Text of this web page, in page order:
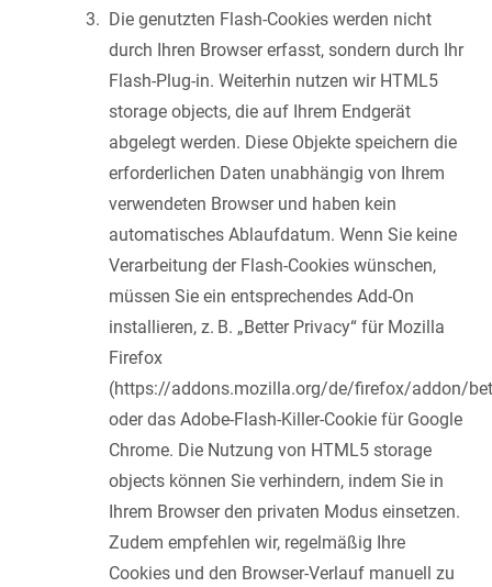
Die genutzten Flash-Cookies werden nicht
durch Ihren Browser erfasst, sondern durch Ihr
Flash-Plug-in. Weiterhin nutzen wir HTML5
storage objects, die auf Ihrem Endgerät
abgelegt werden. Diese Objekte speichern die
erforderlichen Daten unabhängig von Ihrem
verwendeten Browser und haben kein
automatisches Ablaufdatum. Wenn Sie keine
Verarbeitung der Flash-Cookies wünschen,
müssen Sie ein entsprechendes Add-On
installieren, z. B. „Better Privacy“ für Mozilla
Firefox
(https://addons.mozilla.org/de/firefox/addon/
oder das Adobe-Flash-Killer-Cookie für Google
Chrome. Die Nutzung von HTML5 storage
objects können Sie verhindern, indem Sie in
Ihrem Browser den privaten Modus einsetzen.
Zudem empfehlen wir, regelmäßig Ihre
Cookies und den Browser-Verlauf manuell zu